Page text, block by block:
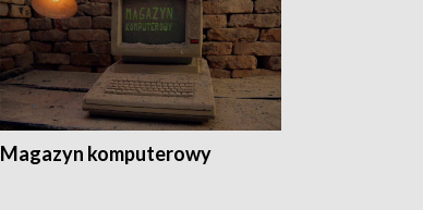
Magazyn komputerowy